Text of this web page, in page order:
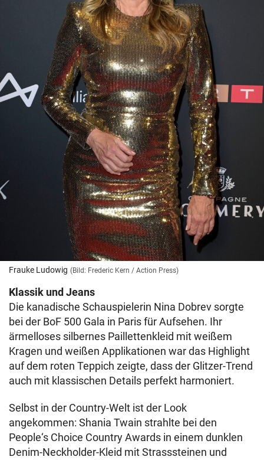
Frauke Ludowig (Bild: Frederic Kern / Action Press)
Klassik und Jeans
Die kanadische Schauspielerin Nina Dobrev sorgte
bei der BoF 500 Gala in Paris für Aufsehen. Ihr
ärmelloses silbernes Paillettenkleid mit weißem
Kragen und weißen Applikationen war das Highlight
auf dem roten Teppich zeigte, dass der Glitzer-Trend
auch mit klassischen Details perfekt harmoniert.
Selbst in der Country-Welt ist der Look
angekommen: Shania Twain strahlte bei den
People‘s Choice Country Awards in einem dunklen
Denim-Neckholder-Kleid mit Strasssteinen und